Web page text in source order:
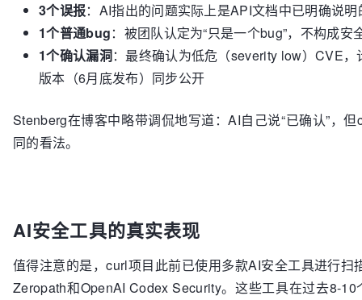
3个误报：AI指出的问题实际上是API文档中已明确说明
1个普通bug：被团队认定为“只是一个bug”，不构成安
1个确认漏洞：最终确认为低危（severity low）CVE，
版本（6月底发布）同步公开
Stenberg在博客中略带调侃地写道：AI自己说“已确认”，
同的看法。
AI安全工具的真实表现
值得注意的是，curl项目此前已使用多款AI安全工具进行扫
Zeropath和OpenAI Codex Security。这些工具在过去8-